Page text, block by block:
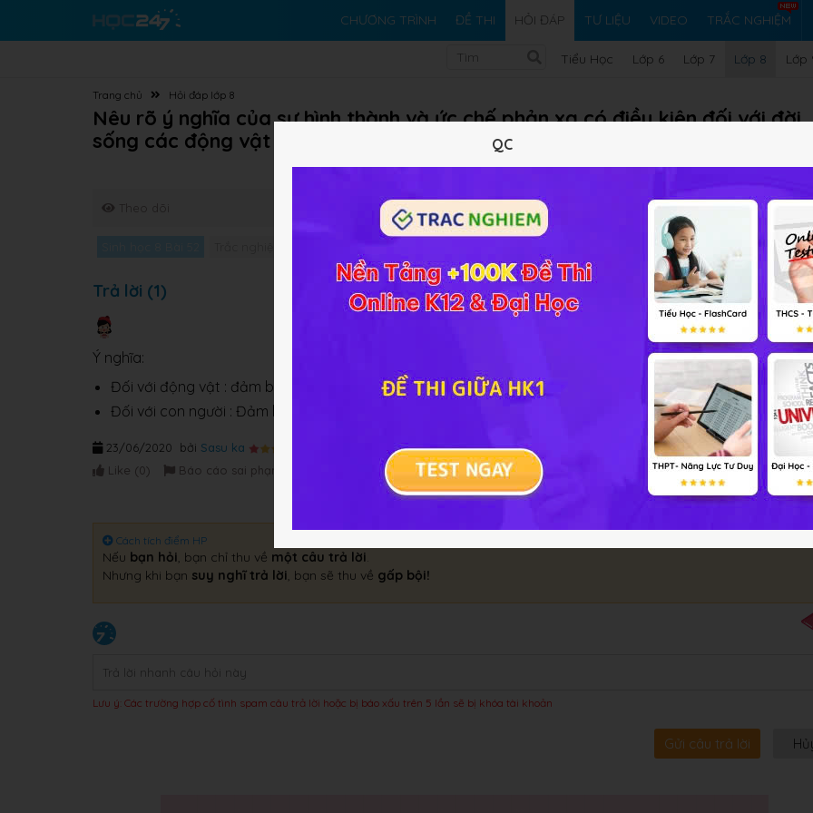
CHƯƠNG TRÌNH ĐỀ THI HỎI ĐÁP TƯ LIỆU VIDEO TRẮC NGHIỆM
Tiểu Học Lớp 6 Lớp 7 Lớp 8 Lớp
Trang chủ Hỏi đáp lớp 8
Nêu rõ ý nghĩa của sự hình thành và ức chế phản xạ có điều kiện đối với đời
sống các động vật và con người?
Theo dõi
Trả lời (1)
Ý nghĩa:
Đối với động vật : đảm bảo sự thích nghi với môi trường và điều kiện sống thay đổi.
Đối với con người : Đảm bảo sự hình thành các thói quen, tập quán trong sinh hoạt cộng đồng.
bởi Sasu ka
23/06/2020
Like (0) Báo cáo sai phạm
Cách tích điểm HP
Nếu bạn hỏi, bạn chỉ thu về một câu trả lời.
Nhưng khi bạn suy nghĩ trả lời, bạn sẽ thu về gấp bội!
Lưu ý: Các trường hợp cố tình spam câu trả lời hoặc bị báo xấu trên 5 lần sẽ bị khóa tài khoản
Gửi câu trả lời
QC